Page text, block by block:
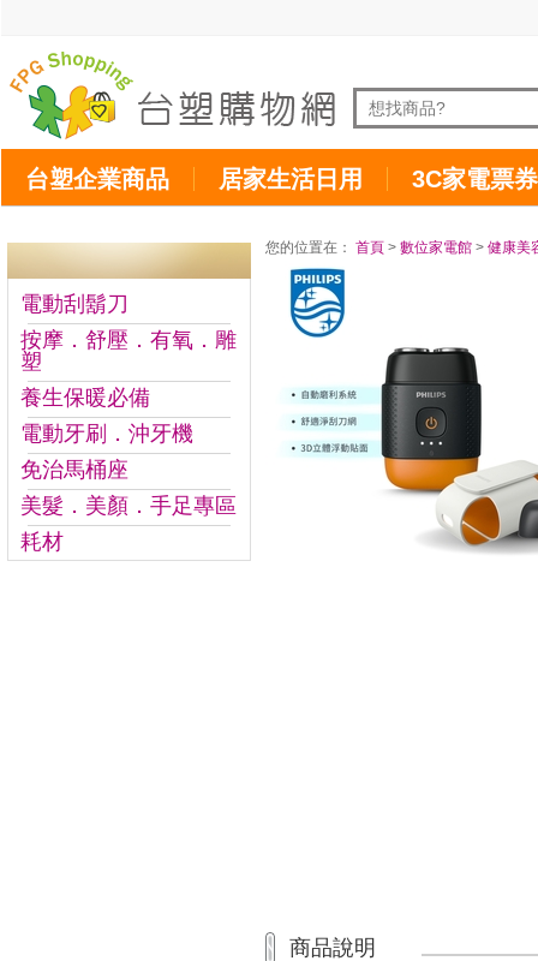
台塑企業商品 居家生活日用 3C家電票券
電動刮鬍刀
按摩．舒壓．有氧．雕
塑
養生保暖必備
電動牙刷．沖牙機
免治馬桶座
美髮．美顏．手足專區
耗材
您的位置在： 首頁 > 數位家電館 > 健康美
商品說明